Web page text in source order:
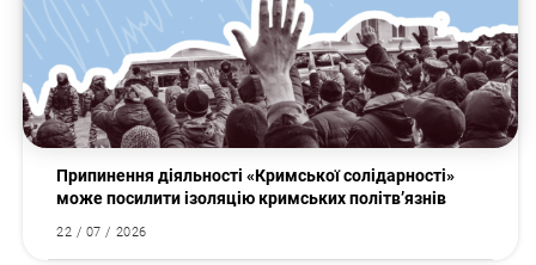
Припинення діяльності «Кримської солідарності»
може посилити ізоляцію кримських політв’язнів
22 / 07 / 2026